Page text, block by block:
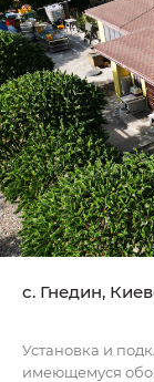
c. Гнедин,
Установка и
имеющемуся